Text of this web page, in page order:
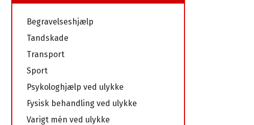
Begravelseshjælp
Tandskade
Transport
Sport
Psykologhjælp ved ulykke
Fysisk behandling ved ulykke
Varigt mén ved ulykke